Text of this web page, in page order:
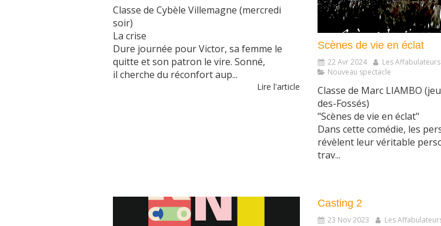
Classe de Cybèle Villemagne (mercredi
soir)
La crise
Dure journée pour Victor, sa femme le
quitte et son patron le vire. Sonné,
il cherche du réconfort aup...
Lire l'article
Scènes de vie en éclat
22 Avr 2024
Les Affabulateurs
Nouveau spectacle
Classe de Marc LIAMBO
des-Fossés)
"Scènes de vie en éclat"
Dans cette comédie, les
révèlent leur véritable
trav...
Casting 2
23 Nov 2023 Les